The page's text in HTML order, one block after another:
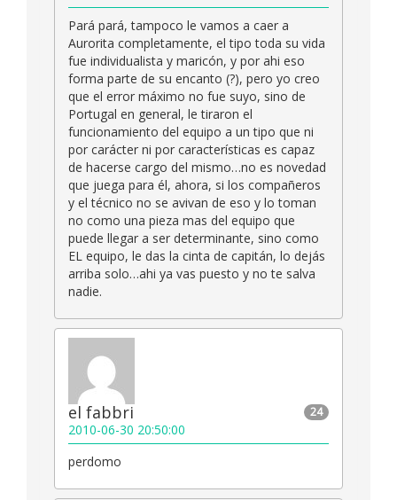
Pará pará, tampoco le vamos a caer a
Aurorita completamente, el tipo toda su vida
fue individualista y maricón, y por ahi eso
forma parte de su encanto (?), pero yo creo
que el error máximo no fue suyo, sino de
Portugal en general, le tiraron el
funcionamiento del equipo a un tipo que ni
por carácter ni por características es capaz
de hacerse cargo del mismo…no es novedad
que juega para él, ahora, si los compañeros
y el técnico no se avivan de eso y lo toman
no como una pieza mas del equipo que
puede llegar a ser determinante, sino como
EL equipo, le das la cinta de capitán, lo dejás
arriba solo…ahi ya vas puesto y no te salva
nadie.
24
el fabbri
2010-06-30 20:50:00
perdomo